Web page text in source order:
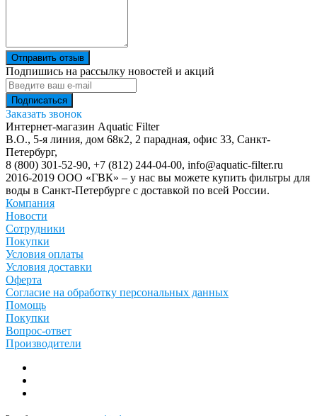
Отправить отзыв
Подпишись на рассылку новостей и акций
Заказать звонок
Интернет-магазин Aquatic Filter
В.О., 5-я линия, дом 68к2, 2 парадная, офис 33, Санкт-
Петербург,
8 (800) 301-52-90, +7 (812) 244-04-00, info@aquatic-filter.ru
2016-2019 ООО «ГВК» – у нас вы можете купить фильтры для
воды в Санкт-Петербурге с доставкой по всей России.
Компания
Новости
Сотрудники
Покупки
Условия оплаты
Условия доставки
Оферта
Согласие на обработку персональных данных
Помощь
Покупки
Вопрос-ответ
Производители